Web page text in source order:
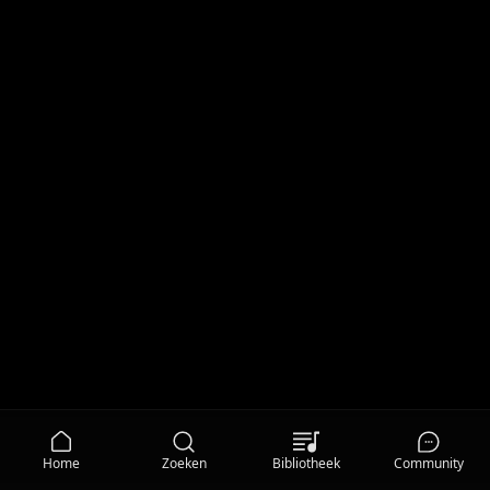
Home Zoeken Bibliotheek Community